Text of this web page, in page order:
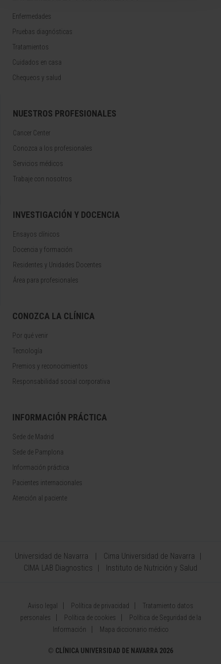
Enfermedades
Pruebas diagnósticas
Tratamientos
Cuidados en casa
Chequeos y salud
NUESTROS PROFESIONALES
Cancer Center
Conozca a los profesionales
Servicios médicos
Trabaje con nosotros
INVESTIGACIÓN Y DOCENCIA
Ensayos clínicos
Docencia y formación
Residentes y Unidades Docentes
Área para profesionales
CONOZCA LA CLÍNICA
Por qué venir
Tecnología
Premios y reconocimientos
Responsabilidad social corporativa
INFORMACIÓN PRÁCTICA
Sede de Madrid
Sede de Pamplona
Información práctica
Pacientes internacionales
Atención al paciente
Universidad de Navarra
Cima Universidad de Navarra
CIMA LAB Diagnostics
Instituto de Nutrición y Salud
Aviso legal Política de privacidad
Tratamiento datos
personales
Política de cookies
Política de Seguridad de la
Información
Mapa diccionario médico
© CLÍNICA UNIVERSIDAD DE NAVARRA 2026